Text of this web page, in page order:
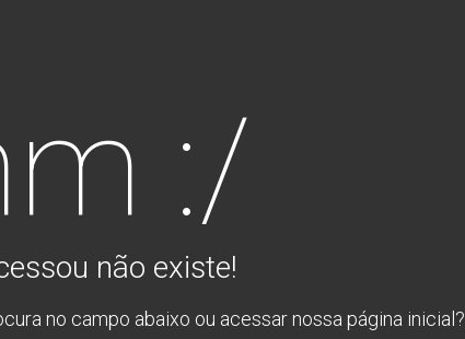
:/
não existe!
no campo abaixo ou acessar nossa página inicial?